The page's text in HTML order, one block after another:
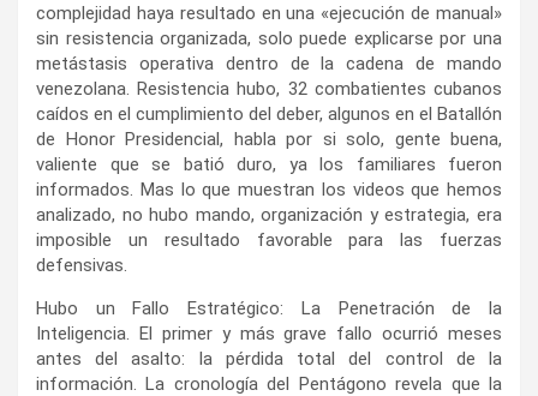
complejidad haya resultado en una «ejecución de manual»
sin resistencia organizada, solo puede explicarse por una
metástasis operativa dentro de la cadena de mando
venezolana. Resistencia hubo, 32 combatientes cubanos
caídos en el cumplimiento del deber, algunos en el Batallón
de Honor Presidencial, habla por si solo, gente buena,
valiente que se batió duro, ya los familiares fueron
informados. Mas lo que muestran los videos que hemos
analizado, no hubo mando, organización y estrategia, era
imposible un resultado favorable para las fuerzas
defensivas.
Hubo un Fallo Estratégico: La Penetración de la
Inteligencia. El primer y más grave fallo ocurrió meses
antes del asalto: la pérdida total del control de la
información. La cronología del Pentágono revela que la